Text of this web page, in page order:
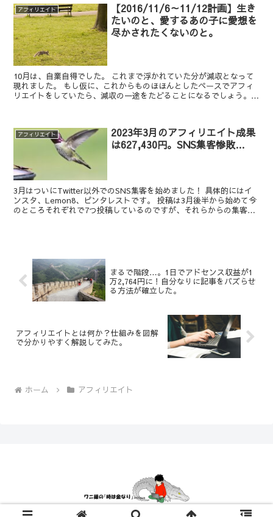
アフィリエイト
【2016/11/6～11/12計画】生き
たいのと、愛するあの子に愛想を
尽かされたくないのと。
10月は、自業自得でした。 これまで浮かれていた分が減収となって
現れました。 もし仮に、これからものほほんとしたペースでアフィ
リエイトをしていたら、減収の一途をたどることになるでしょう。
アフィリエイト
2023年3月のアフィリエイト成果
は627,430円。SNS集客惨敗…
3月はついにTwitter以外でのSNS集客を始めました！ 具体的にはイ
ンスタ、Lemon8、ピンタレストです。 投稿は3月後半から始めて今
のところそれぞれで7つ投稿しているのですが、それらからの集客は
まるで階段…。1日でアドセンス収益が1
万2,764円に！自分なりに記事をバズらせ
る方法が確立した。
アフィリエイトとは何か？仕組みを図解
で分かりやすく解説してみた。
ホーム アフィリエイト